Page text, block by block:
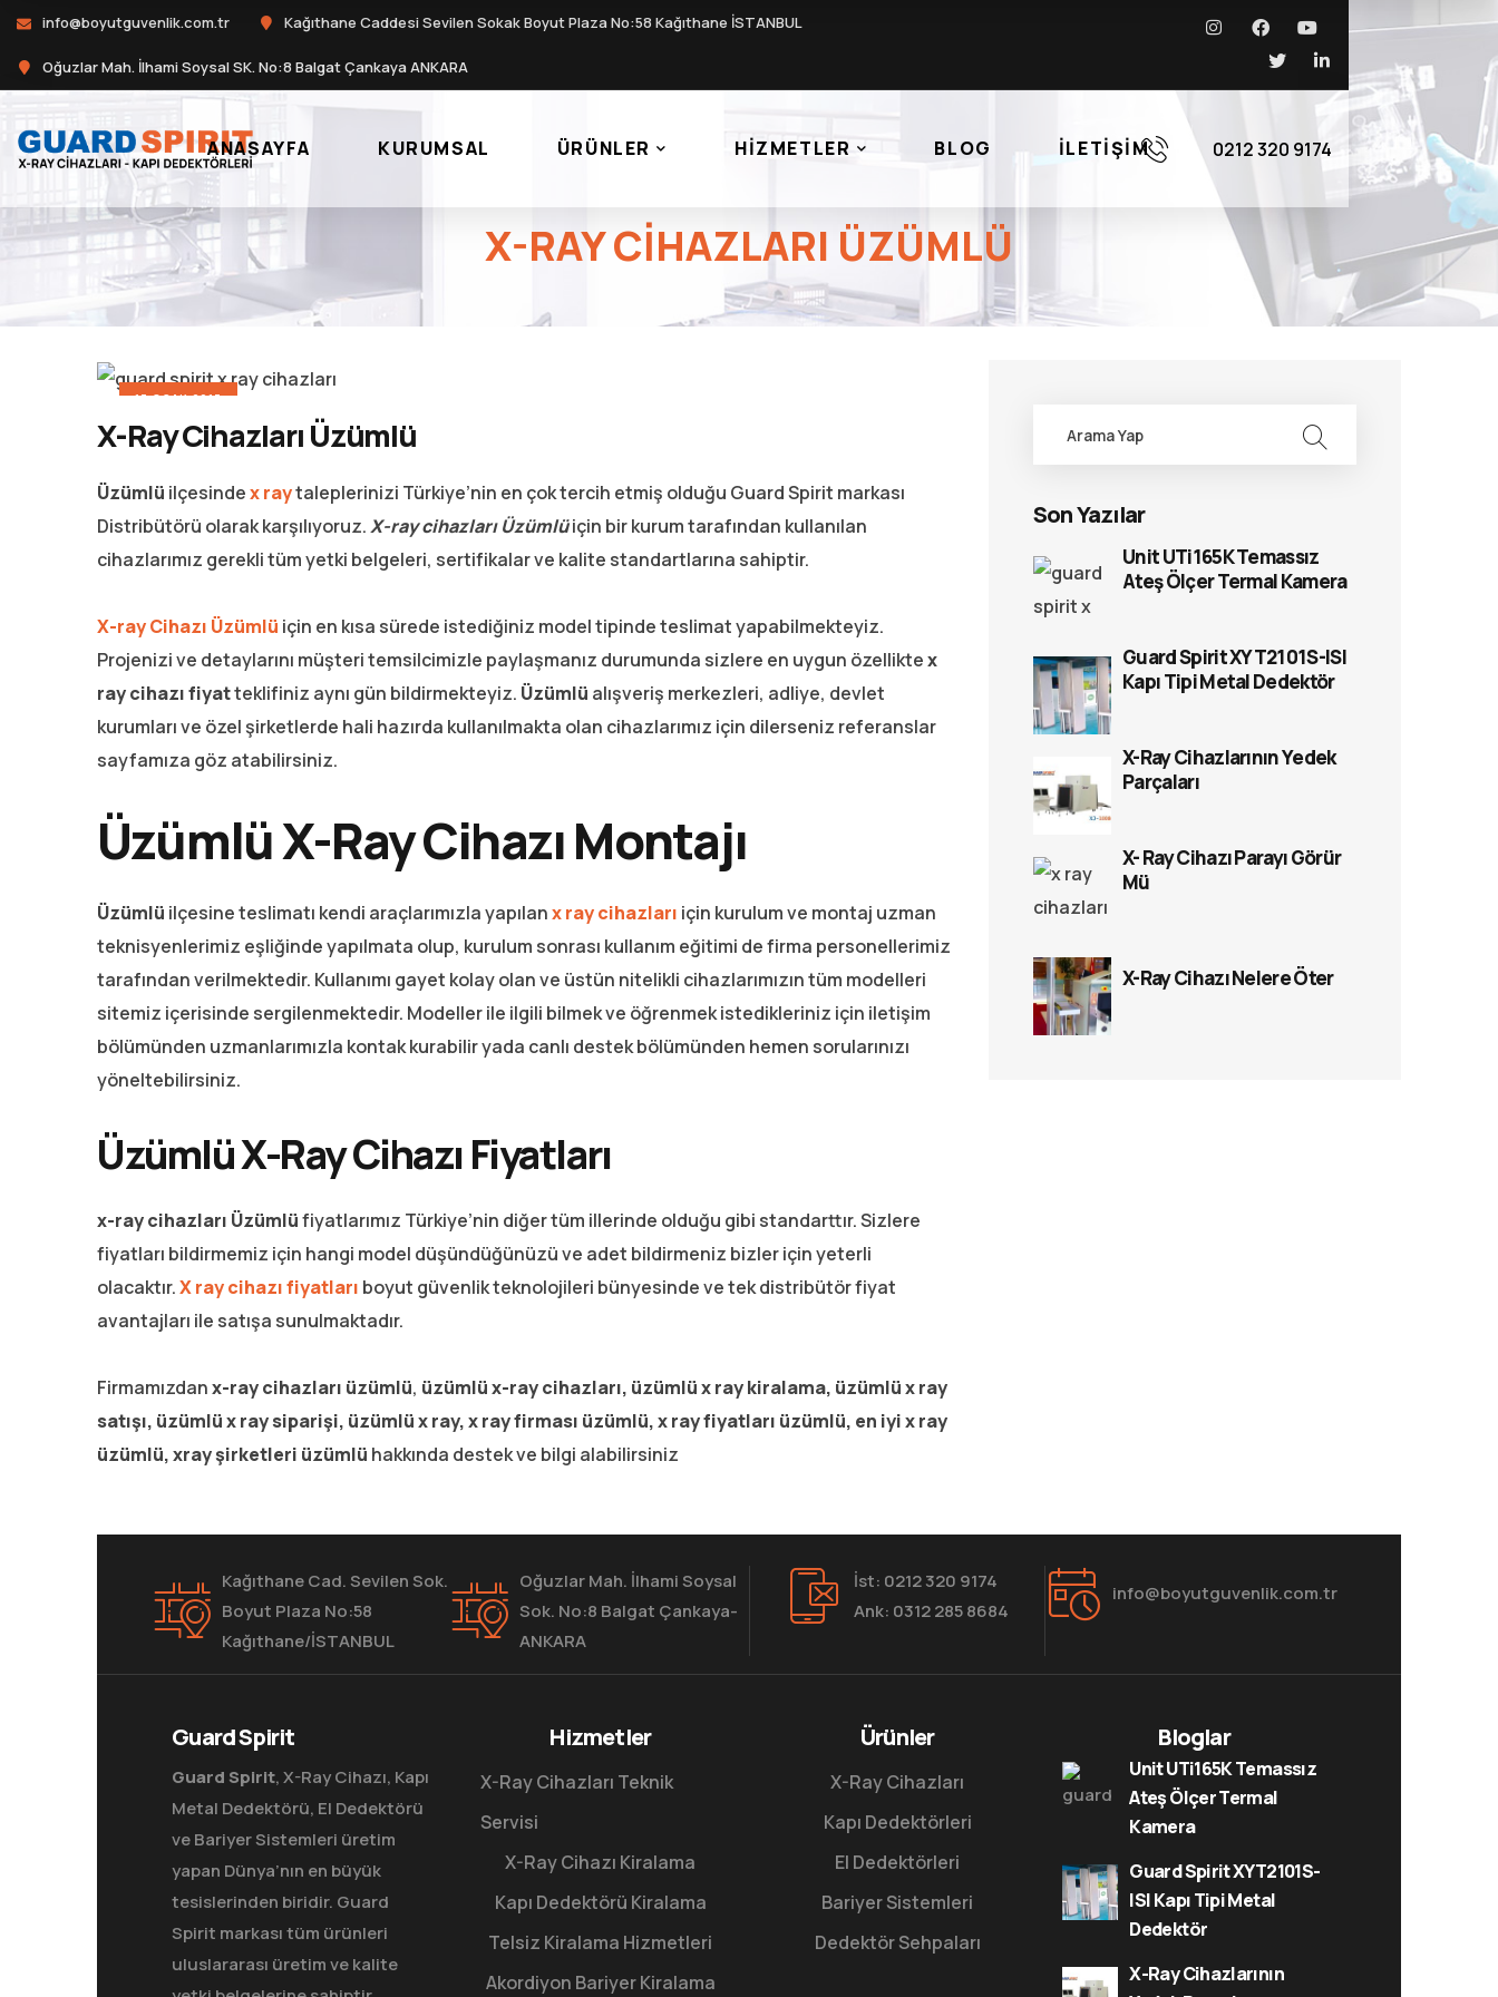
info@boyutguvenlik.com.tr Kağıthane Caddesi Sevilen Sokak Boyut Plaza No:58 Kağıthane İSTANBUL
Oğuzlar Mah. İlhami Soysal SK. No:8 Balgat Çankaya ANKARA
ANASAYFA KURUMSAL ÜRÜNLER HIZMETLER BLOG İLETIŞIM 0212 320 9174
X-RAY CIHAZLARI ÜZÜMLÜ
13 OCAK 2017
X-Ray Cihazları Üzümlü
Üzümlü ilçesindex raytaleplerinizi Türkiye’nin en çok tercih etmiş olduğu Guard Spirit markası
Distribütörü olarak karşılıyoruz.X-ray cihazları Üzümlüiçin bir kurum tarafından kullanılan
cihazlarımız gerekli tüm yetki belgeleri, sertifikalar ve kalite standartlarına sahiptir.
X-ray Cihazı Üzümlü için en kısa sürede istediğiniz model tipinde teslimat yapabilmekteyiz.
Projenizi ve detaylarını müşteri temsilcimizle paylaşmanız durumunda sizlere en uygun özelliktex
ray cihazı fiyatteklifiniz aynı gün bildirmekteyiz. Üzümlü alışveriş merkezleri, adliye, devlet
kurumları ve özel şirketlerde hali hazırda kullanılmakta olan cihazlarımız için dilerseniz referanslar
sayfamıza göz atabilirsiniz.
Üzümlü X-Ray Cihazı Montajı
Üzümlü ilçesine teslimatı kendi araçlarımızla yapılanx ray cihazları için kurulum ve montaj uzman
teknisyenlerimiz eşliğinde yapılmata olup, kurulum sonrası kullanım eğitimi de firma personellerimiz
tarafından verilmektedir. Kullanımı gayet kolay olan ve üstün nitelikli cihazlarımızın tüm modelleri
sitemiz içerisinde sergilenmektedir. Modeller ile ilgili bilmek ve öğrenmek istedikleriniz için iletişim
bölümünden uzmanlarımızla kontak kurabilir yada canlı destek bölümünden hemen sorularınızı
yöneltebilirsiniz.
Üzümlü X-Ray Cihazı Fiyatları
x-ray cihazları Üzümlüfiyatlarımız Türkiye’nin diğer tüm illerinde olduğu gibi standarttır. Sizlere
fiyatları bildirmemiz için hangi model düşündüğünüzü ve adet bildirmeniz bizler için yeterli
olacaktır.X ray cihazı fiyatları boyut güvenlik teknolojileri bünyesinde ve tek distribütör fiyat
avantajları ile satışa sunulmaktadır.
Firmamızdanx-ray cihazları üzümlü, üzümlüx-ray cihazları, üzümlü x ray kiralama, üzümlü x ray
satışı, üzümlü x ray siparişi, üzümlü x ray, x ray firması üzümlü, x ray fiyatları üzümlü, en iyi x ray
üzümlü, xray şirketleri üzümlü hakkında destek ve bilgi alabilirsiniz
Son Yazılar
Unit UTi165K Temassız
Ateş Ölçer Termal Kamera
Guard Spirit XYT2101S-ISI
Kapı Tipi Metal Dedektör
X-Ray Cihazlarının Yedek
Parçaları
X- Ray Cihazı Parayı Görür
Mü
X-Ray Cihazı Nelere Öter
Kağıthane Cad. Sevilen Sok.
Boyut Plaza No:58
Kağıthane/İSTANBUL
Oğuzlar Mah. İlhami Soysal
Sok. No:8 Balgat Çankaya-
ANKARA
İst: 0212 320 9174
Ank: 0312 285 8684
info@boyutguvenlik.com.tr
Guard Spirit
Guard Spirit, X-Ray Cihazı, Kapı
Metal Dedektörü, El Dedektörü
ve Bariyer Sistemleri üretim
yapan Dünya’nın en büyük
tesislerinden biridir. Guard
Spirit markası tüm ürünleri
uluslararası üretim ve kalite
Hizmetler
X-Ray Cihazları Teknik
Servisi
X-Ray Cihazı Kiralama
Kapı Dedektörü Kiralama
Telsiz Kiralama Hizmetleri
Akordiyon Bariyer Kiralama
Ürünler
X-Ray Cihazları
Kapı Dedektörleri
El Dedektörleri
Bariyer Sistemleri
Dedektör Sehpaları
Bloglar
Unit UTi165K Temassız
Ateş Ölçer Termal
Kamera
Guard Spirit XYT2101S-
ISI Kapı Tipi Metal
Dedektör
X-Ray Cihazlarının